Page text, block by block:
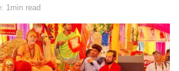
1min read